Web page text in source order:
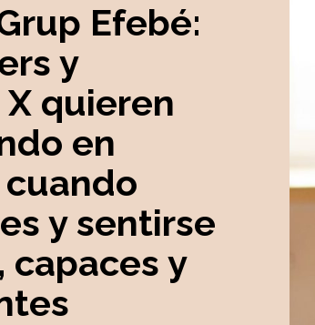
Efebé:
y
quieren
en
y sentirse
capaces y